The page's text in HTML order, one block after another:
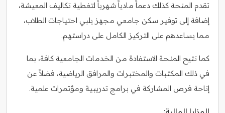
تقدم المنحة كذلك دعماً مادياً شهرياً لتغطية تكاليف المعيشة،
إضافة إلى توفير سكن جامعي مجهز يلبي احتياجات الطلاب،
مما يساعدهم على التركيز الكامل على دراستهم.
كما تتيح المنحة الاستفادة من الخدمات الجامعية كافة، بما
في ذلك المكتبات والمختبرات والمرافق الرياضية، فضلاً عن
إتاحة فرص المشاركة في برامج تدريبية ومؤتمرات علمية.